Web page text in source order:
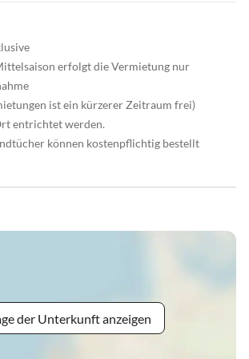
erfolgt die Vermietung nur
ist ein kürzerer Zeitraum frei)
entrichtet werden.
können kostenpflichtig bestellt
der Unterkunft anzeigen